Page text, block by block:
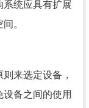
系统应具有扩展
。
来选定设备，
备之间的使用